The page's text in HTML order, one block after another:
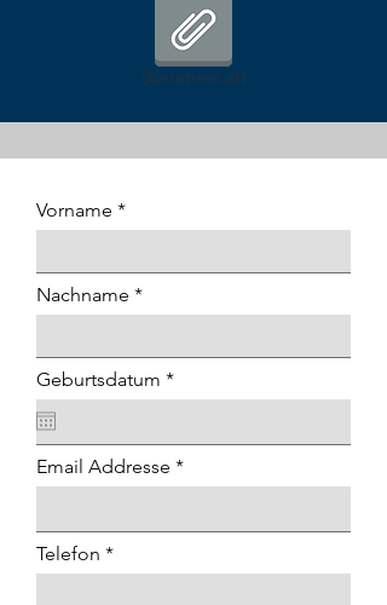
Document.att
Vorname
Nachname
Geburtsdatum *r
e
i
r
e
Email Addresse
Telefon